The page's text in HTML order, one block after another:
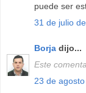
puede ser
31 de julio
Borja dijo...
Este
23 de